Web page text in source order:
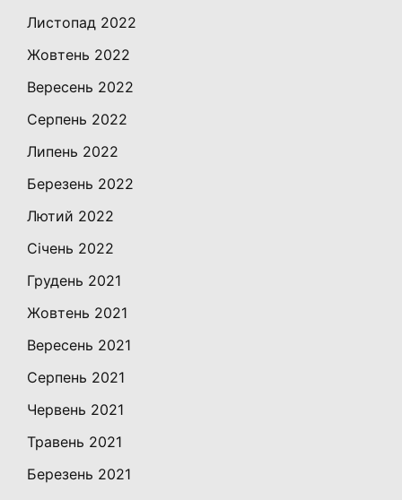
Листопад 2022
Жовтень 2022
Вересень 2022
Серпень 2022
Липень 2022
Березень 2022
Лютий 2022
Січень 2022
Грудень 2021
Жовтень 2021
Вересень 2021
Серпень 2021
Червень 2021
Травень 2021
Березень 2021